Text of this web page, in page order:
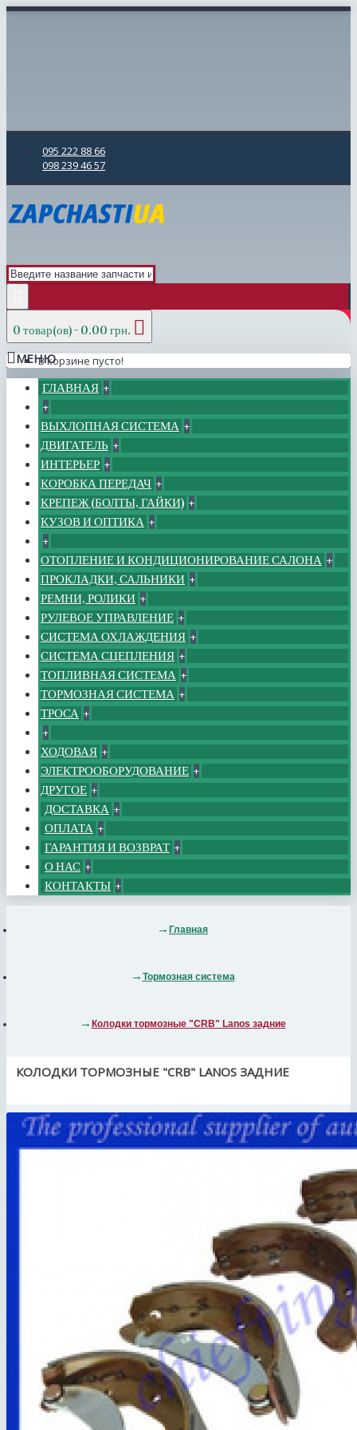
095 222 88 66
098 239 46 57
0 товар(ов) - 0.00 грн.
В корзине пусто!
МЕНЮ
ГЛАВНАЯ +
+
ВЫХЛОПНАЯ СИСТЕМА +
ДВИГАТЕЛЬ +
ИНТЕРЬЕР +
КОРОБКА ПЕРЕДАЧ +
КРЕПЕЖ (БОЛТЫ, ГАЙКИ) +
КУЗОВ И ОПТИКА +
+
ОТОПЛЕНИЕ И КОНДИЦИОНИРОВАНИЕ САЛОНА +
ПРОКЛАДКИ, САЛЬНИКИ +
РЕМНИ, РОЛИКИ +
РУЛЕВОЕ УПРАВЛЕНИЕ +
СИСТЕМА ОХЛАЖДЕНИЯ +
СИСТЕМА СЦЕПЛЕНИЯ +
ТОПЛИВНАЯ СИСТЕМА +
ТОРМОЗНАЯ СИСТЕМА +
ТРОСА +
+
ХОДОВАЯ +
ЭЛЕКТРООБОРУДОВАНИЕ +
ДРУГОЕ +
ДОСТАВКА +
ОПЛАТА +
ГАРАНТИЯ И ВОЗВРАТ +
О НАС +
КОНТАКТЫ +
Главная
Тормозная система
Колодки тормозные "CRB" Lanos задние
КОЛОДКИ ТОРМОЗНЫЕ "CRB" LANOS ЗАДНИЕ